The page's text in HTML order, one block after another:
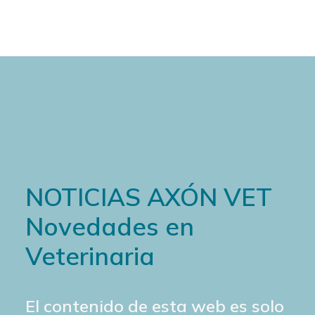
NOTICIAS AXÓN VET
Novedades en
Veterinaria
El contenido de esta web es solo